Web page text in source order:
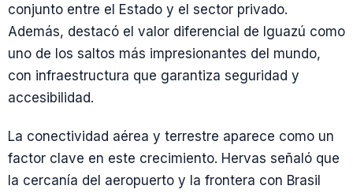
conjunto entre el Estado y el sector privado.
Además, destacó el valor diferencial de Iguazú como
uno de los saltos más impresionantes del mundo,
con infraestructura que garantiza seguridad y
accesibilidad.
La conectividad aérea y terrestre aparece como un
factor clave en este crecimiento. Hervas señaló que
la cercanía del aeropuerto y la frontera con Brasil